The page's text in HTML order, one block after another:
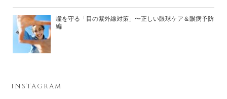
瞳を守る「目の紫外線対策」〜正しい眼球ケア＆眼病予防
編
INSTAGRAM